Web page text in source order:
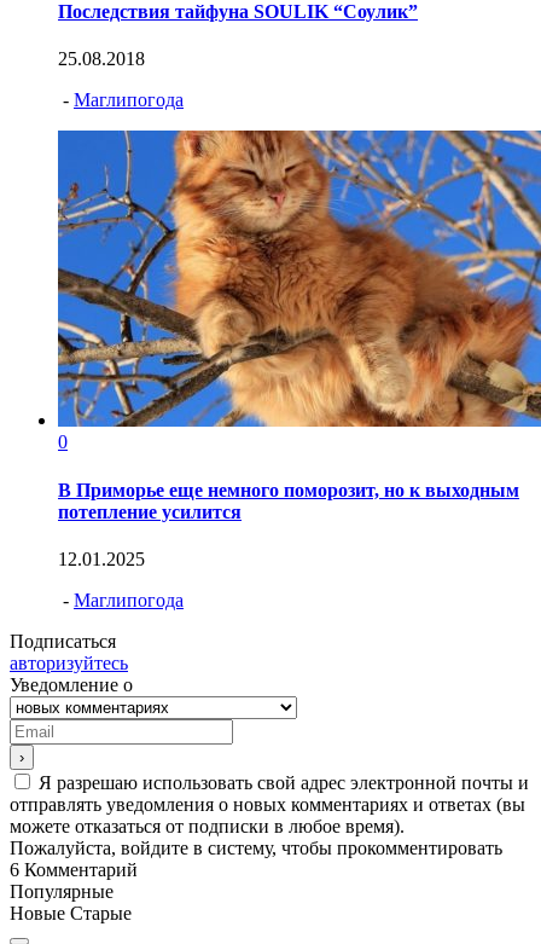
Последствия тайфуна SOULIK “Соулик”
25.08.2018
- Маглипогода
0
В Приморье еще немного поморозит, но к выходным
потепление усилится
12.01.2025
- Маглипогода
Подписаться
авторизуйтесь
Уведомление о
Я разрешаю использовать свой адрес электронной почты и
отправлять уведомления о новых комментариях и ответах (вы
можете отказаться от подписки в любое время).
Пожалуйста, войдите в систему, чтобы прокомментировать
6 Комментарий
Популярные
Новые Старые